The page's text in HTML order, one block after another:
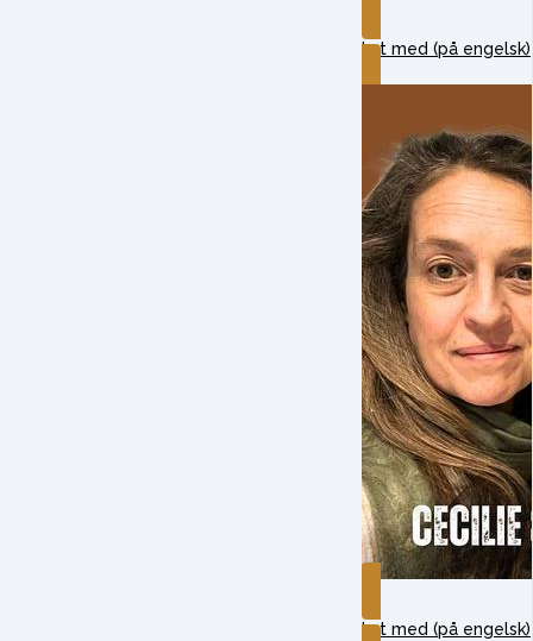
Lyt med (på engelsk)
Lyt med (på engelsk)